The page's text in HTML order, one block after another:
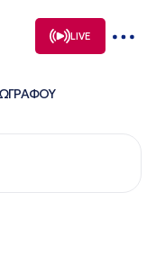
LIVE